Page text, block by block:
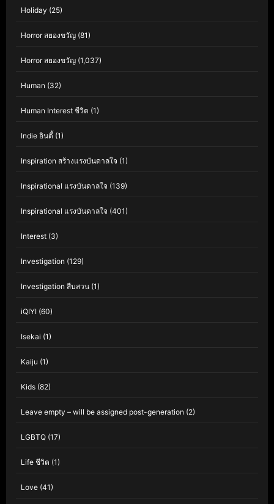
Holiday (25)
Horror สยองขวัญ (81)
Horror สยองขวัญ (1,037)
Human (32)
Human Interest ชีวิต (1)
Indie อินดี้ (1)
Inspiration สร้างแรงบันดาลใจ (1)
Inspirational แรงบันดาลใจ (139)
Inspirational แรงบันดาลใจ (401)
Interest (3)
Investigation (129)
Investigation สืบสวน (1)
iQIYI (60)
Isekai (1)
Kaiju (1)
Kids (82)
Leave empty – will be assigned post-generation (2)
LGBTQ (17)
Life ชีวิต (1)
Love (41)